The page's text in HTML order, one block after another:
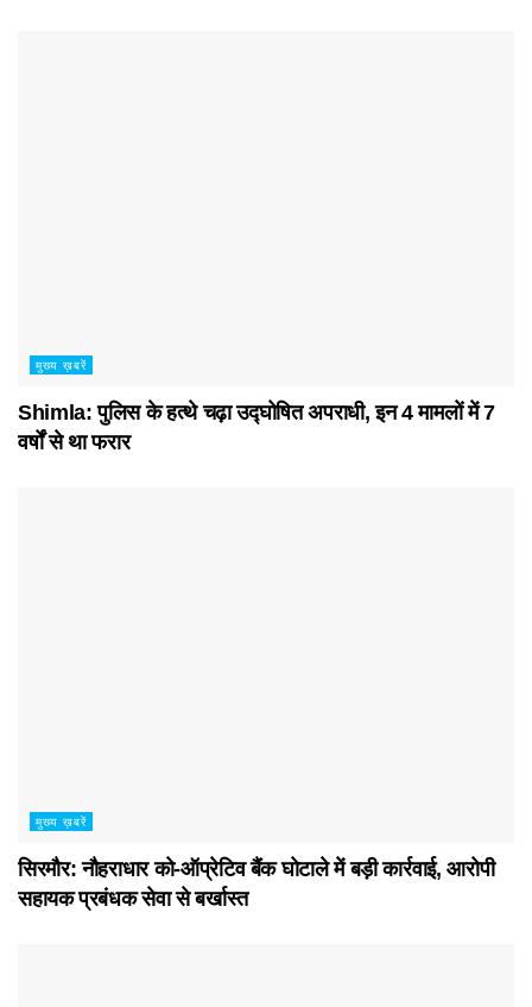
मुख्य ख़बरें
Shimla: पुलिस के हत्थे चढ़ा उद्घोषित अपराधी, इन 4 मामलों में 7
वर्षों से था फरार
मुख्य ख़बरें
सिरमौर: नौहराधार को-ऑप्रेटिव बैंक घोटाले में बड़ी कार्रवाई, आरोपी
सहायक प्रबंधक सेवा से बर्खास्त